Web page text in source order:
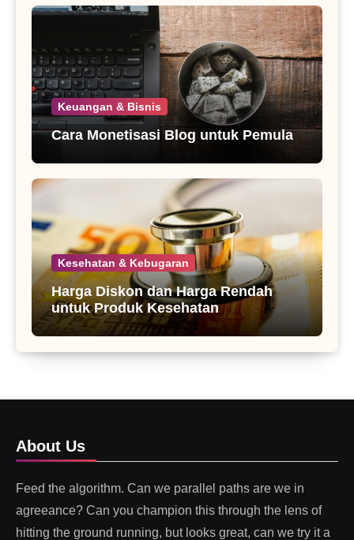
Keuangan & Bisnis
Cara Monetisasi Blog untuk Pemula
Kesehatan & Kebugaran
Harga Diskon dan Harga Rendah
untuk Produk Kesehatan
About Us
Feed the algorithm. Can we parallel paths are we in
agreeance? Can you champion this through the lens of
hitting the ground running, but looks great, can we try it a